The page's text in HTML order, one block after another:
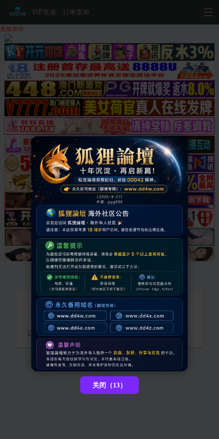
VIP充值 订单查询
充值积分
抱歉，您需要登录后才能查看
请稍候...
关闭（13）